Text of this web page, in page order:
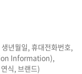
년월일, 휴대전화번호,
Information),
식, 브랜드)